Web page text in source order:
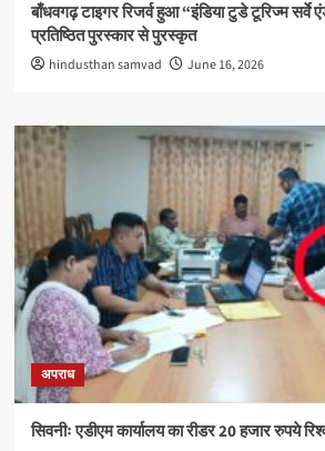
बाँधवगढ़ टाइगर रिजर्व हुआ “इंडिया टुडे टूरिज्म सर्वे
प्रतिष्ठित पुरस्कार से पुरस्कृत
hindusthan samvad June 16, 2026
अपराध
सिवनीः एडीएम कार्यालय का रीडर 20 हजार रुपये